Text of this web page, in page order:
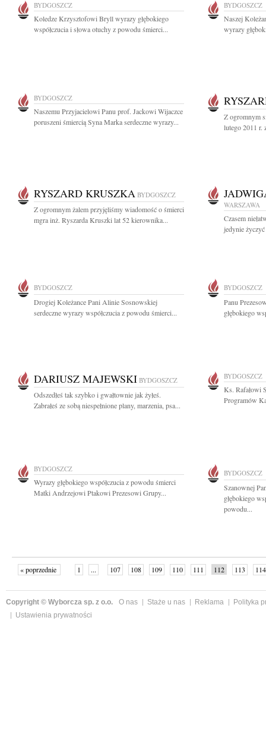
BYDGOSZCZ
Koledze Krzysztofowi Bryll wyrazy głębokiego
współczucia i słowa otuchy z powodu śmierci...
BYDGOSZCZ
Naszej
wyrazy
BYDGOSZCZ
Naszemu Przyjacielowi Panu prof. Jackowi Wijaczce
poruszeni śmiercią Syna Marka serdeczne wyrazy...
Z ogromnym
lutego 2011 r.
RYSZARD KRUSZKA BYDGOSZCZ
Z ogromnym żalem przyjęliśmy wiadomość o śmierci
mgra inż. Ryszarda Kruszki lat 52 kierownika...
WARSZAWA
Czasem
jedynie
BYDGOSZCZ
Drogiej Koleżance Pani Alinie Sosnowskiej
serdeczne wyrazy współczucia z powodu śmierci...
BYDGOSZCZ
Panu
głębokiego
DARIUSZ MAJEWSKI BYDGOSZCZ
Odszedłeś tak szybko i gwałtownie jak żyłeś.
Zabrałeś ze sobą niespełnione plany, marzenia, psa...
BYDGOSZCZ
Ks. Rafałowi
Programów
BYDGOSZCZ
Wyrazy głębokiego współczucia z powodu śmierci
Matki Andrzejowi Ptakowi Prezesowi Grupy...
BYDGOSZCZ
Szanownej
głębokiego
powodu...
« poprzednie 1 ... 107 108 109 110 111 112 113
114
Copyright © Wyborcza sp. z o.o. O nas Staże u nas Reklama
Polityka
Ustawienia prywatności